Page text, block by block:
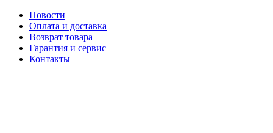
Новости
Оплата и доставка
Возврат товара
Гарантия и сервис
Контакты